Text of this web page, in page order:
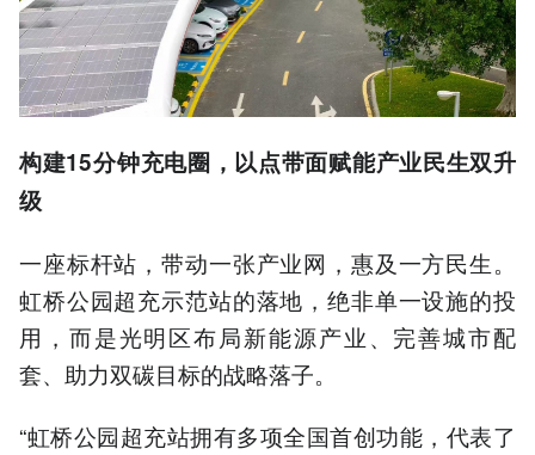
构建15分钟充电圈，以点带面赋能产业民生双升
级
一座标杆站，带动一张产业网，惠及一方民生。
虹桥公园超充示范站的落地，绝非单一设施的投
用，而是光明区布局新能源产业、完善城市配
套、助力双碳目标的战略落子。
“虹桥公园超充站拥有多项全国首创功能，代表了